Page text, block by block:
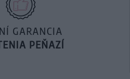
GARANCIA
PEŇAZÍ